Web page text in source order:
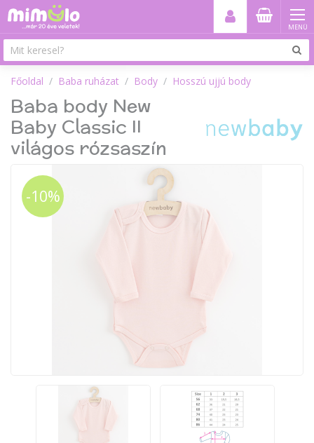
MENÜ
Főoldal Baba ruházat Body Hosszú ujjú body
Baba body New
Baby Classic II
világos rózsaszín
-10%